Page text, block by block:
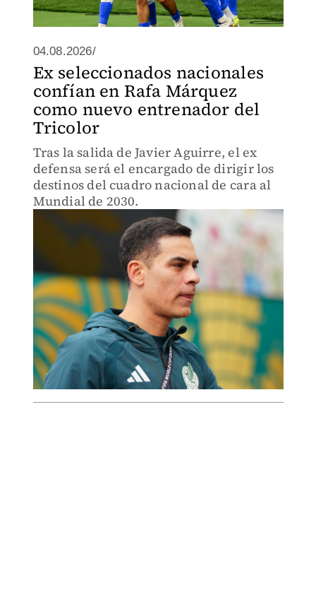
04.08.2026/
Ex seleccionados nacionales
confían en Rafa Márquez
como nuevo entrenador del
Tricolor
Tras la salida de Javier Aguirre, el ex
defensa será el encargado de dirigir los
destinos del cuadro nacional de cara al
Mundial de 2030.